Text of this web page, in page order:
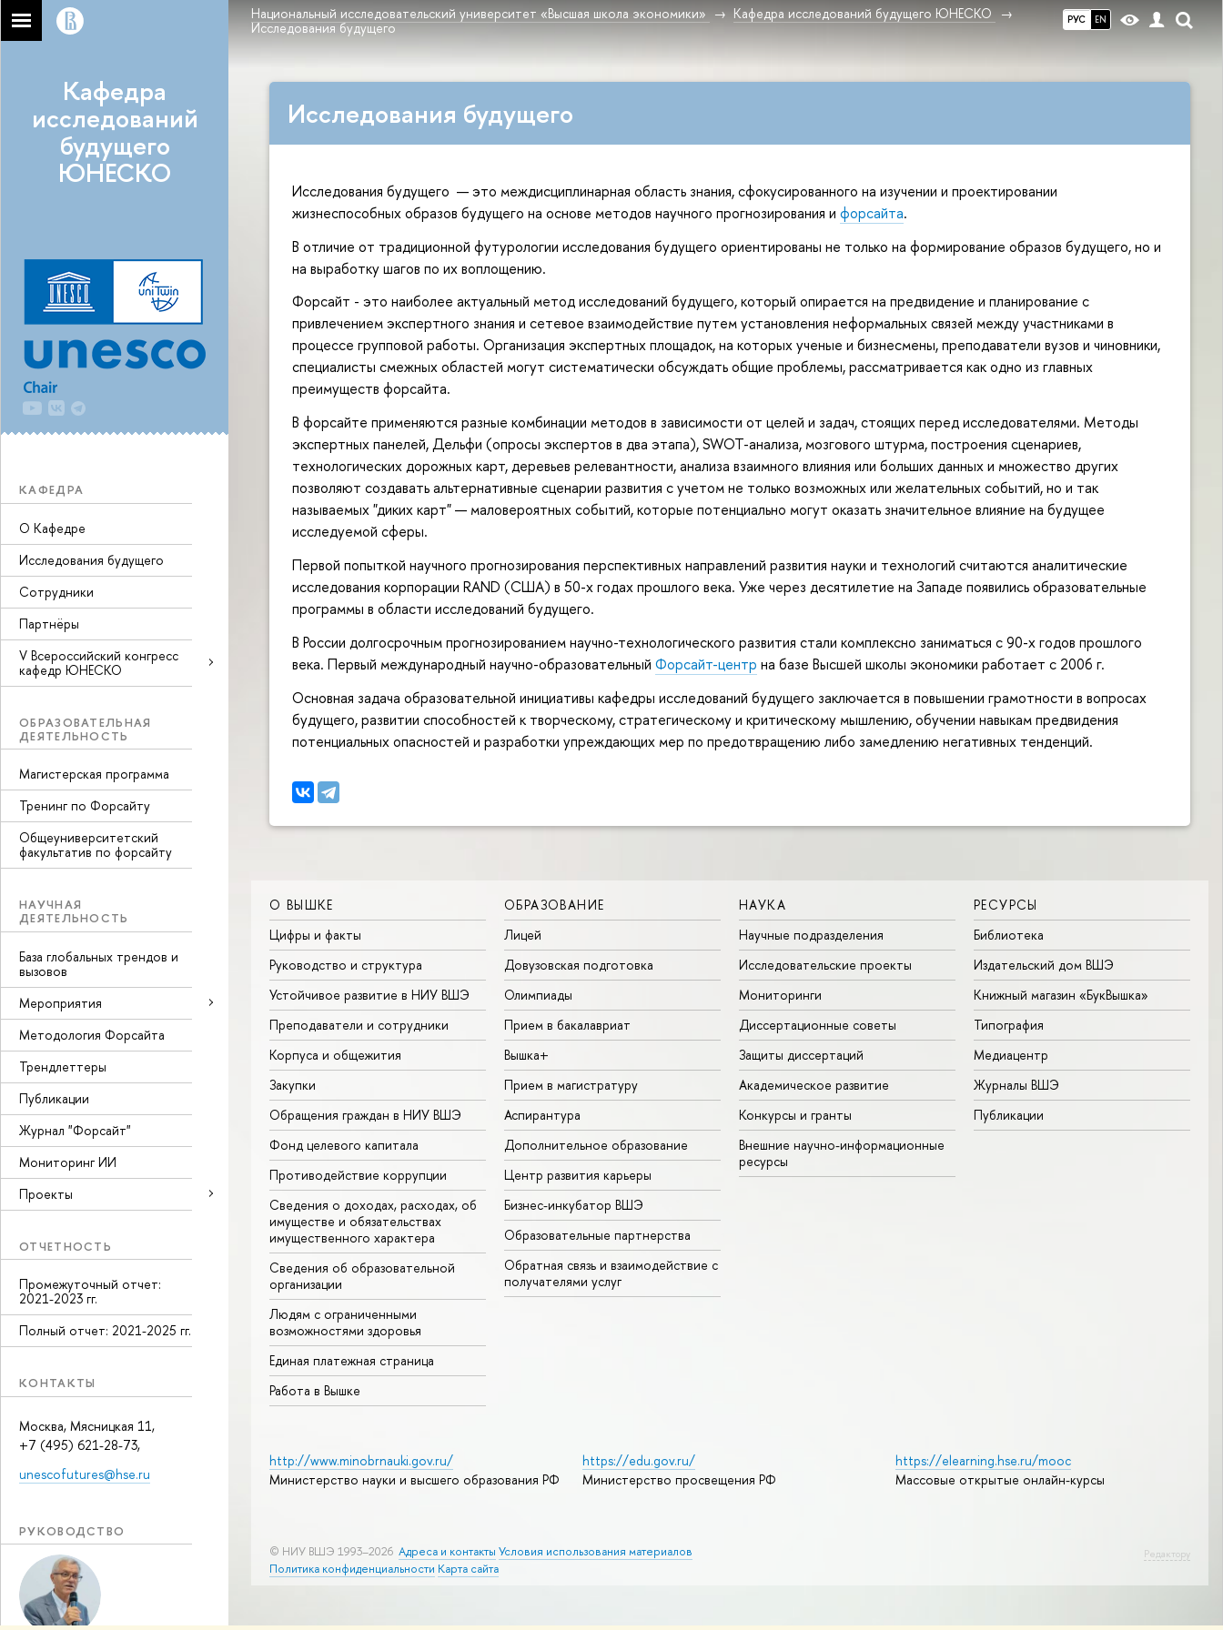
РУС EN
Национальный исследовательский университет «Высшая школа экономики»
Кафедра исследований будущего ЮНЕСКО
Исследования будущего
Кафедра
исследований
будущего
ЮНЕСКО
КАФЕДРА
О Кафедре
Исследования будущего
Сотрудники
Партнёры
V Всероссийский конгресс
кафедр ЮНЕСКО
ОБРАЗОВАТЕЛЬНАЯ
ДЕЯТЕЛЬНОСТЬ
Магистерская программа
Тренинг по Форсайту
Общеуниверситетский
факультатив по форсайту
НАУЧНАЯ
ДЕЯТЕЛЬНОСТЬ
База глобальных трендов и
вызовов
Мероприятия
Методология Форсайта
Трендлеттеры
Публикации
Журнал "Форсайт"
Мониторинг ИИ
Проекты
ОТЧЕТНОСТЬ
Промежуточный отчет:
2021-2023 гг.
Полный отчет: 2021-2025 гг.
КОНТАКТЫ
Москва, Мясницкая 11,
+7 (495) 621-28-73,
unescofutures@hse.ru
РУКОВОДСТВО
Исследования будущего
Исследования будущего — это междисциплинарная область знания, сфокусированного на изучении и проектировании
жизнеспособных образов будущего на основе методов научного прогнозирования и форсайта.
В отличие от традиционной футурологии исследования будущего ориентированы не только на формирование образов будущего, но и
на выработку шагов по их воплощению.
Форсайт - это наиболее актуальный метод исследований будущего, который опирается на предвидение и планирование с
привлечением экспертного знания и сетевое взаимодействие путем установления неформальных связей между участниками в
процессе групповой работы. Организация экспертных площадок, на которых ученые и бизнесмены, преподаватели вузов и чиновники,
специалисты смежных областей могут систематически обсуждать общие проблемы, рассматривается как одно из главных
преимуществ форсайта.
В форсайте применяются разные комбинации методов в зависимости от целей и задач, стоящих перед исследователями. Методы
экспертных панелей, Дельфи (опросы экспертов в два этапа), SWOT-анализа, мозгового штурма, построения сценариев,
технологических дорожных карт, деревьев релевантности, анализа взаимного влияния или больших данных и множество других
позволяют создавать альтернативные сценарии развития с учетом не только возможных или желательных событий, но и так
называемых "диких карт" — маловероятных событий, которые потенциально могут оказать значительное влияние на будущее
исследуемой сферы.
Первой попыткой научного прогнозирования перспективных направлений развития науки и технологий считаются аналитические
исследования корпорации RAND (США) в 50-х годах прошлого века. Уже через десятилетие на Западе появились образовательные
программы в области исследований будущего.
В России долгосрочным прогнозированием научно-технологического развития стали комплексно заниматься с 90-х годов прошлого
века. Первый международный научно-образовательный Форсайт-центр на базе Высшей школы экономики работает с 2006 г.
Основная задача образовательной инициативы кафедры исследований будущего заключается в повышении грамотности в вопросах
будущего, развитии способностей к творческому, стратегическому и критическому мышлению, обучении навыкам предвидения
потенциальных опасностей и разработки упреждающих мер по предотвращению либо замедлению негативных тенденций.
О ВЫШКЕ
Цифры и факты
Руководство и структура
Устойчивое развитие в НИУ ВШЭ
Преподаватели и сотрудники
Корпуса и общежития
Закупки
Обращения граждан в НИУ ВШЭ
Фонд целевого капитала
Противодействие коррупции
Сведения о доходах, расходах, об
имуществе и обязательствах
имущественного характера
Сведения об образовательной
организации
Людям с ограниченными
возможностями здоровья
Единая платежная страница
Работа в Вышке
ОБРАЗОВАНИЕ
Лицей
Довузовская подготовка
Олимпиады
Прием в бакалавриат
Вышка+
Прием в магистратуру
Аспирантура
Дополнительное образование
Центр развития карьеры
Бизнес-инкубатор ВШЭ
Образовательные партнерства
Обратная связь и взаимодействие с
получателями услуг
НАУКА
Научные подразделения
Исследовательские проекты
Мониторинги
Диссертационные советы
Защиты диссертаций
Академическое развитие
Конкурсы и гранты
Внешние научно-информационные
ресурсы
РЕСУРСЫ
Библиотека
Издательский дом ВШЭ
Книжный магазин «БукВышка»
Типография
Медиацентр
Журналы ВШЭ
Публикации
http://www.minobrnauki.gov.ru/
Министерство науки и высшего образования РФ
https://edu.gov.ru/
Министерство просвещения РФ
https://elearning.hse.ru/mooc
Массовые открытые онлайн-курсы
© НИУ ВШЭ 1993–2026 Адреса и контакты Условия использования материалов
Политика конфиденциальности Карта сайта
Редактору